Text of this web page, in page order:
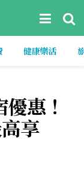
健康樂活
惠！
享